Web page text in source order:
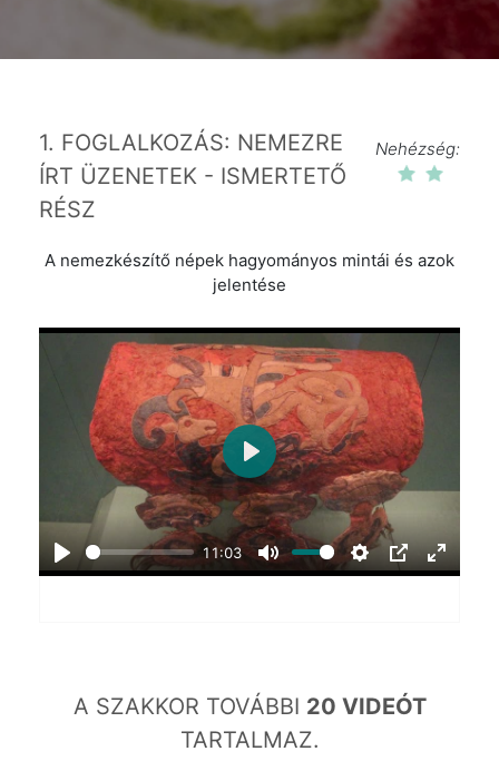
1. FOGLALKOZÁS: NEMEZRE
ÍRT ÜZENETEK - ISMERTETŐ
RÉSZ
Nehézség:
A nemezkészítő népek hagyományos mintái és azok
jelentése
Play
11:03
Mute Settings
PIP Enter
Play
A SZAKKOR TOVÁBBI 20 VIDEÓT
TARTALMAZ.